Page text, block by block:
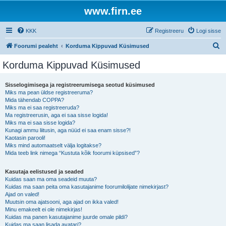
www.firn.ee
KKK Logi sisse
Registreeru
Foorumi pealeht Korduma Kippuvad Küsimused
Korduma Kippuvad Küsimused
Sisselogimisega ja registreerumisega seotud küsimused
Miks ma pean üldse registreeruma?
Mida tähendab COPPA?
Miks ma ei saa registreeruda?
Ma registreerusin, aga ei saa sisse logida!
Miks ma ei saa sisse logida?
Kunagi ammu liitusin, aga nüüd ei saa enam sisse?!
Kaotasin parooli!
Miks mind automaatselt välja logitakse?
Mida teeb link nimega “Kustuta kõik foorumi küpsised”?
Kasutaja eelistused ja seaded
Kuidas saan ma oma seadeid muuta?
Kuidas ma saan peita oma kasutajanime foorumilolijate nimekirjast?
Ajad on valed!
Muutsin oma ajatsooni, aga ajad on ikka valed!
Minu emakeelt ei ole nimekirjas!
Kuidas ma panen kasutajanime juurde omale pildi?
Kuidas ma saan lisada avatari?